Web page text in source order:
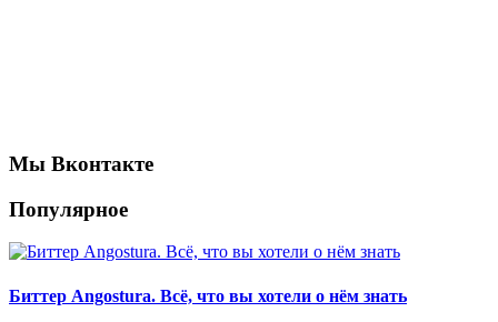
Мы Вконтакте
Популярное
Биттер Angostura. Всё, что вы хотели о нём знать